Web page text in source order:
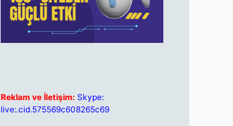
Reklam ve İletişim: Skype:
live:.cid.575569c608265c69